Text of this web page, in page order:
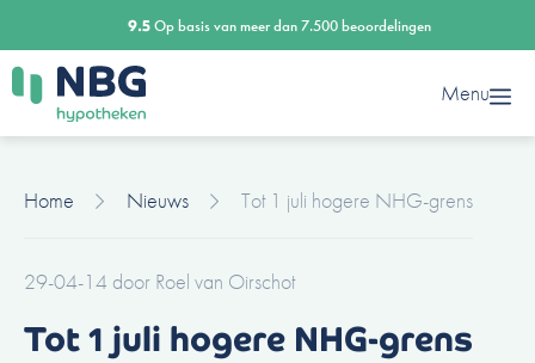
naar
de
inhoud
9.5Op basis van meer dan 7.500 beoordelingen
Menu
Home Nieuws Tot 1 juli hogere NHG-grens
29-04-14 door Roel van Oirschot
Tot 1 juli hogere NHG-grens